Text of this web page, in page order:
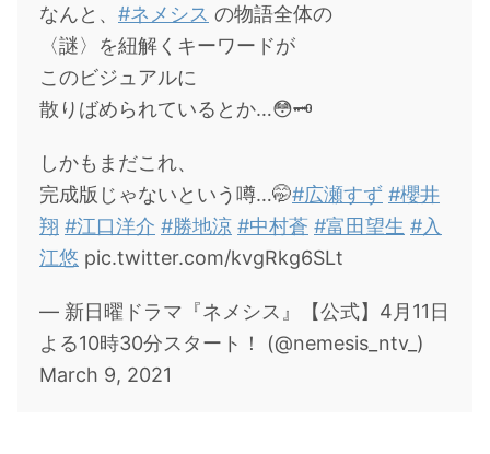
・木村拓哉（キムタク）
佐藤健
玉森裕太
永瀬廉
・平野紫耀
・松下洸平
・山田裕貴
田中圭
・女子アナ衣装
なんと、 #ネメシス の物語全体の
〈謎〉を紐解くキーワードが
このビジュアルに
散りばめられているとか…😳🗝
しかもまだこれ、
完成版じゃないという噂…🤭#広瀬すず #櫻井
翔 #江口洋介 #勝地涼 #中村蒼 #富田望生 #入
江悠 pic.twitter.com/kvgRkg6SLt
— 新日曜ドラマ『ネメシス』【公式】4月11日
よる10時30分スタート！ (@nemesis_ntv_)
March 9, 2021